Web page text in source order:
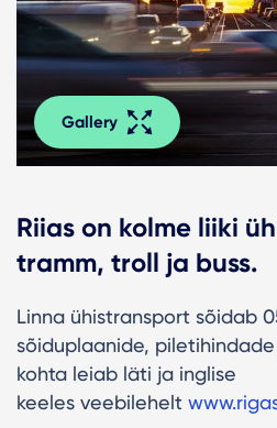
Gallery
Riias on kolme liiki
tramm, troll ja buss.
Linna ühistransport sõidab
sõiduplaanide,
kohta leiab läti ja inglise
keeles veebilehelt